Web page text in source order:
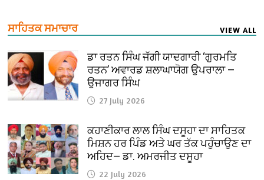
ਸਾਹਿਤਕ ਸਮਾਚਾਰ VIEW ALL
ਡਾ ਰਤਨ ਸਿੰਘ ਜੱਗੀ ਯਾਦਗਾਰੀ ‘ਗੁਰਮਤਿ
ਰਤਨ’ ਅਵਾਰਡ ਸ਼ਲਾਘਾਯੋਗ ਉਪਰਾਲਾ —
ਉਜਾਗਰ ਸਿੰਘ
27 July 2026
ਕਹਾਣੀਕਾਰ ਲਾਲ ਸਿੰਘ ਦਸੂਹਾ ਦਾ ਸਾਹਿਤਕ
ਮਿਸ਼ਨ ਹਰ ਪਿੰਡ ਅਤੇ ਘਰ ਤੱਕ ਪਹੁੰਚਾਉਣ ਦਾ
ਅਹਿਦ— ਡਾ. ਅਮਰਜੀਤ ਦਸੂਹਾ
22 July 2026